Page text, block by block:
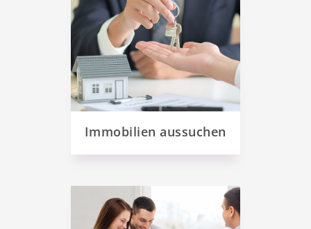
Immobilien aussuchen